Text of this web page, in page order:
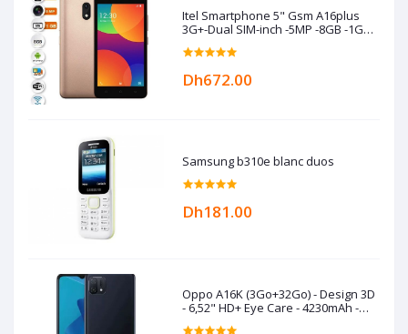
Itel Smartphone 5" Gsm A16plus
3G+-Dual SIM-inch -5MP -8GB -1GB
RAM -Gold
Dh672.00
Samsung b310e blanc duos
Dh181.00
Oppo A16K (3Go+32Go) - Design 3D
- 6,52" HD+ Eye Care - 4230mAh -
Black